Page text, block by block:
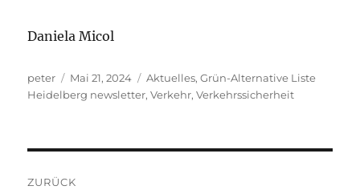
Daniela Micol
Autor
peter
Veröffentlicht
am
Mai 21, 2024 Kategorien
Aktuelles,Grün-Alternative Liste
Heidelberg newsletter,Verkehr,Verkehrssicherheit
ZURÜCK